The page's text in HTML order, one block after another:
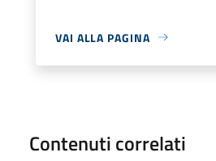
VAI ALLA PAGINA
Contenuti correlati